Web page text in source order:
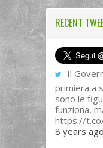
RECENT
Il
primiera a
sono le
funziona,
https://
8 years ago